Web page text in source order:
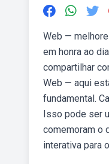
Web —
em honra ao
compartilhar
Web — aqui
fundamental.
Isso pode ser
comemoram o
interativa para